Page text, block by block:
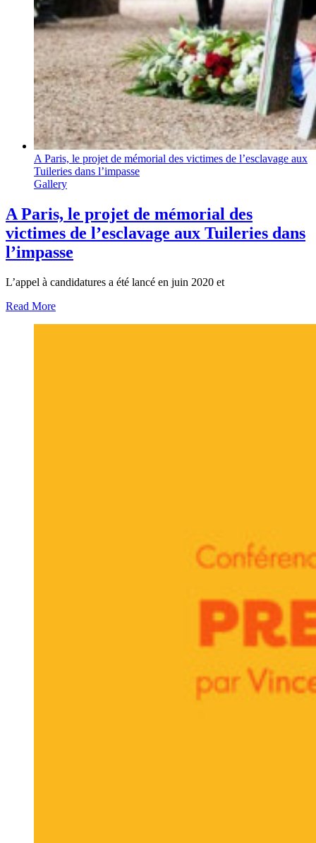
A Paris, le projet de mémorial des victimes de l’esclavage aux
Tuileries dans l’impasse
Gallery
A Paris, le projet de mémorial des
victimes de l’esclavage aux Tuileries dans
l’impasse
L’appel à candidatures a été lancé en juin 2020 et
Read More